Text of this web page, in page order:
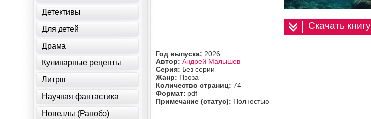
Скачать книгу
Год выпуска: 2026
Автор:Андрей Малышев
Серия: Без серии
Жанр: Проза
Количество страниц:74
Формат: pdf
Примечание (статус): Полностью
Детективы
Для детей
Драма
Кулинарные рецепты
Литрпг
Научная фантастика
Новеллы (Ранобэ)